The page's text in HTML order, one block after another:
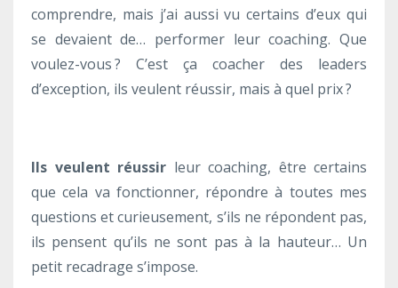
comprendre, mais j’ai aussi vu certains d’eux qui
se devaient de… performer leur coaching. Que
voulez-vous ? C’est ça coacher des leaders
d’exception, ils veulent réussir, mais à quel prix ?
Ils veulent réussir leur coaching, être certains
que cela va fonctionner, répondre à toutes mes
questions et curieusement, s’ils ne répondent pas,
ils pensent qu’ils ne sont pas à la hauteur… Un
petit recadrage s’impose.